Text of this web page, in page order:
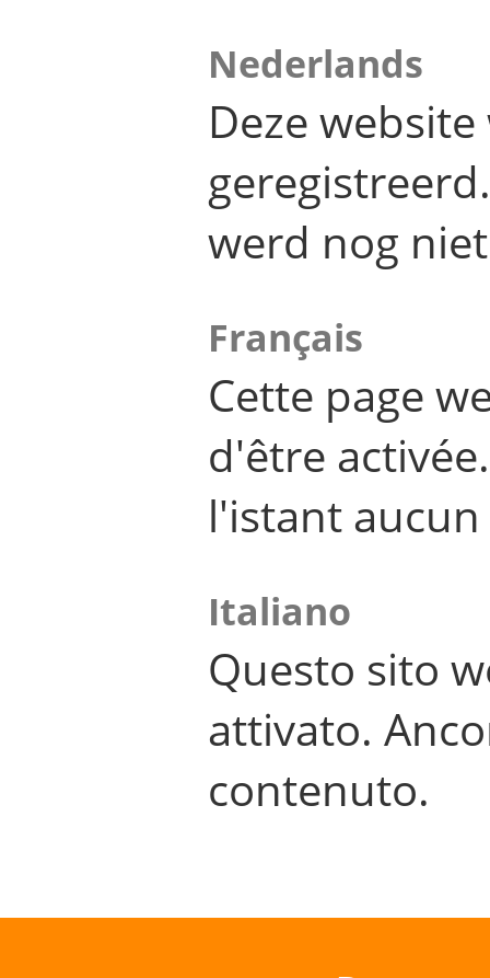
Nederlands
Deze
werd nog
Français
Cette page
d'être
l'istant
Italiano
Questo sito
attivato.
contenuto.